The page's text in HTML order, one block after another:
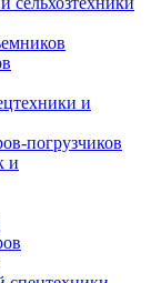
и
погрузчиков
и